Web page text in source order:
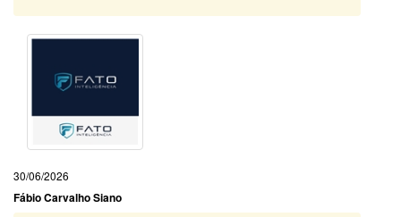
30/06/2026
Fábio Carvalho Siano